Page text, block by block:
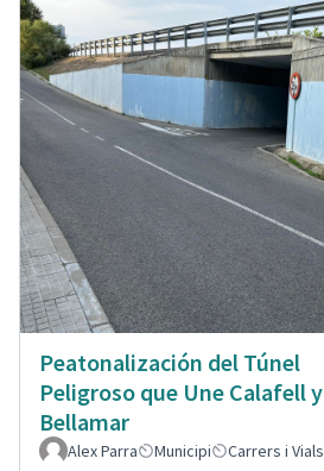
Peatonalización del Túnel
Peligroso que Une Calafell y
Bellamar
Alex Parra Municipi Carrers i Vials